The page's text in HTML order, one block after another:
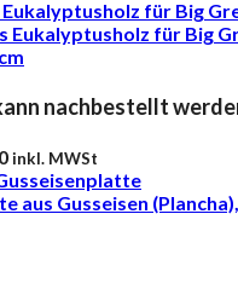
Eukalyptusholz für Big
nachbestellt
inkl. MWSt
aus Gusseisen